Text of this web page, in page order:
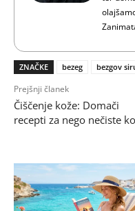
ZNAČKE bezeg bezgov
Prejšnji članek
Čiščenje kože: Domači
recepti za nego nečiste